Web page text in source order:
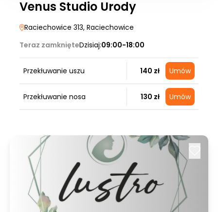
Venus Studio Urody
Raciechowice 313, Raciechowice
Teraz zamknięteDzisiaj:09:00-18:00
Przekłuwanie uszu 140 zł Umów
Przekłuwanie nosa 130 zł Umów